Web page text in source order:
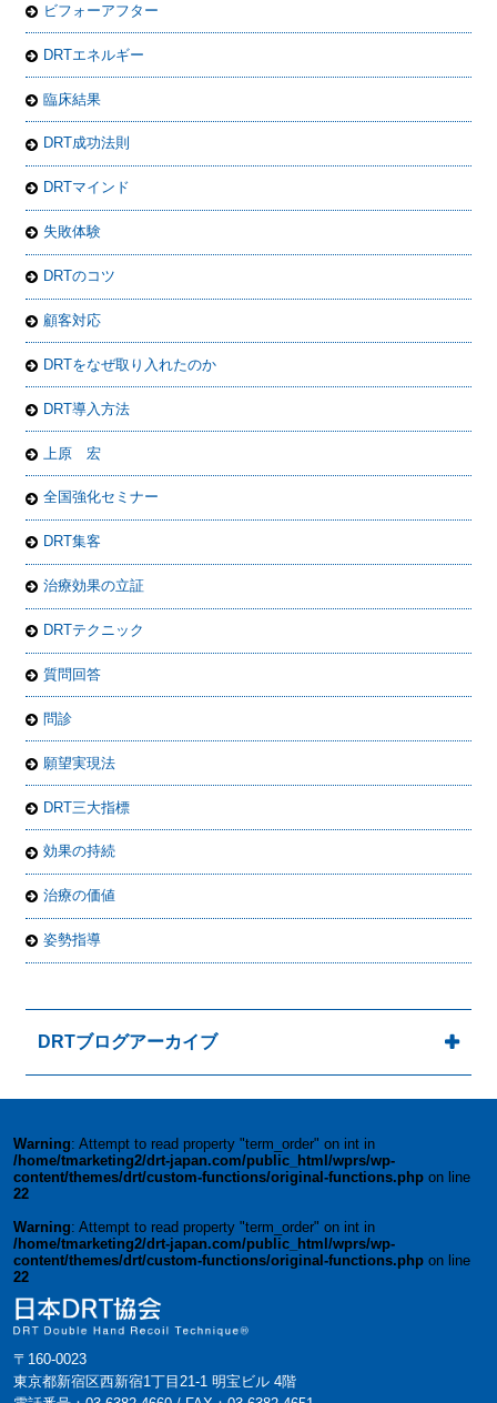
ビフォーアフター
DRTエネルギー
臨床結果
DRT成功法則
DRTマインド
失敗体験
DRTのコツ
顧客対応
DRTをなぜ取り入れたのか
DRT導入方法
上原 宏
全国強化セミナー
DRT集客
治療効果の立証
DRTテクニック
質問回答
問診
願望実現法
DRT三大指標
効果の持続
治療の価値
姿勢指導
DRTブログアーカイブ
Warning: Attempt to read property "term_order" on int in
/home/tmarketing2/drt-japan.com/public_html/wprs/wp-
content/themes/drt/custom-functions/original-functions.phpon line
22
Warning: Attempt to read property "term_order" on int in
/home/tmarketing2/drt-japan.com/public_html/wprs/wp-
content/themes/drt/custom-functions/original-functions.phpon line
22
〒160-0023
東京都新宿区西新宿1丁目21-1 明宝ビル 4階